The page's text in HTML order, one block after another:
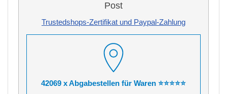
Post
Trustedshops-Zertifikat und Paypal-Zahlung
42069 x Abgabestellen für Waren ⭐⭐⭐⭐⭐